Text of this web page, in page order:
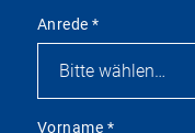
Anrede*
Vorname *